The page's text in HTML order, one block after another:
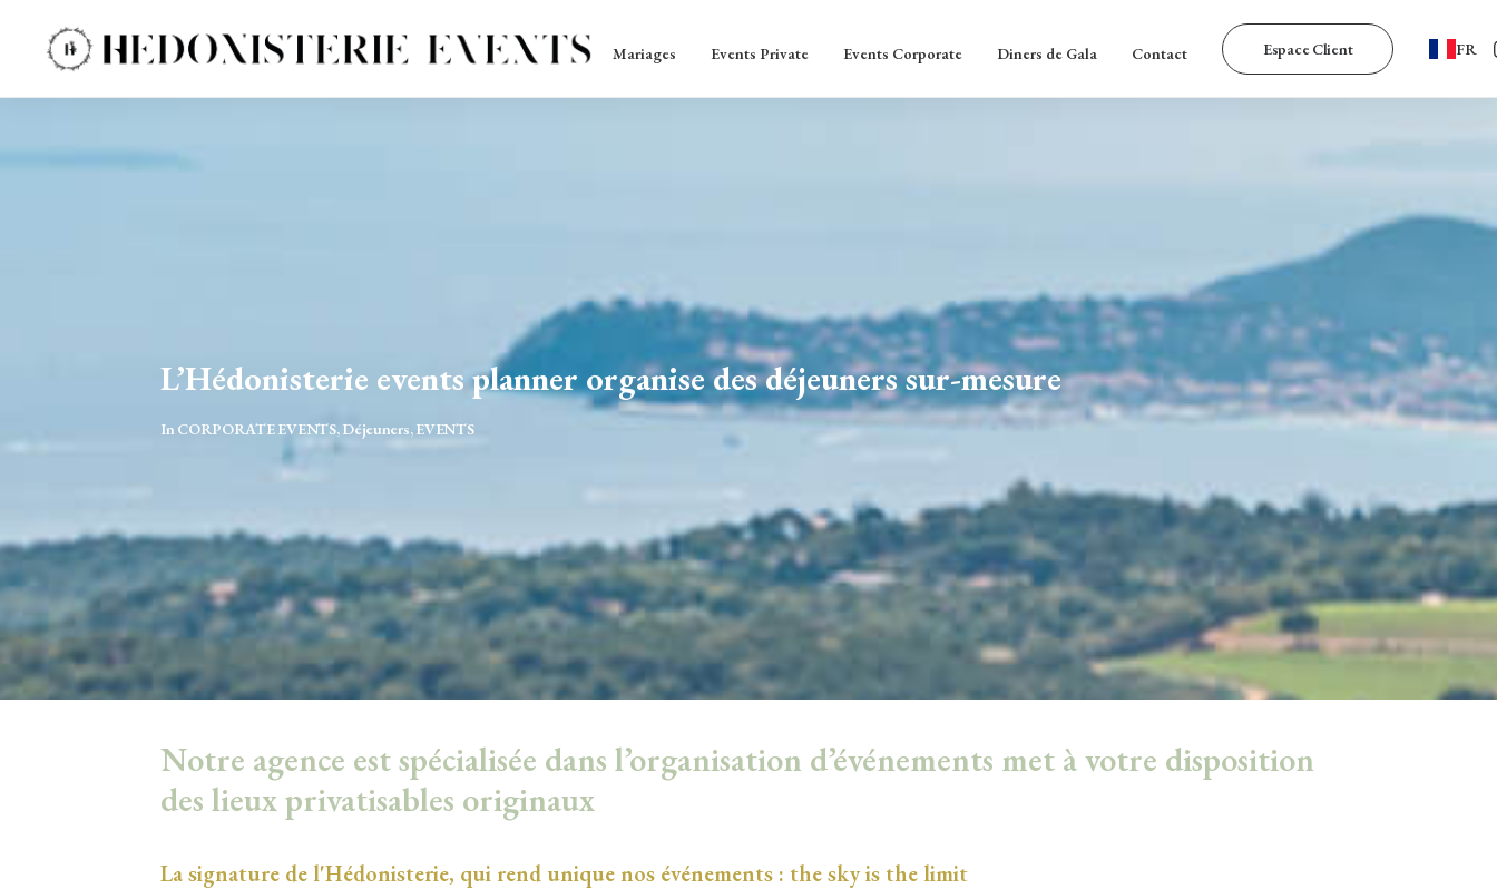
Mariages Events Private Events Corporate Diners de Gala Contact Espace Client FR
L’Hédonisterie events planner organise des déjeuners sur-mesure
In CORPORATE EVENTS,Déjeuners,EVENTS
Notre agence est spécialisée dans l’organisation d’événements met à votre disposition
des lieux privatisables originaux
La signature de l'Hédonisterie, qui rend unique nos événements : the sky is the limit